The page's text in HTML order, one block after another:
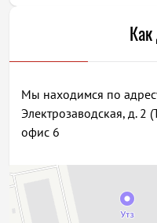
Как
Мы находимся по
Электрозаводская, д. 2
офис 6